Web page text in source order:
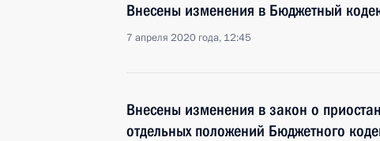
Внесены изменения в Бюджетный
7 апреля 2020 года, 12:45
Внесены изменения в закон о
отдельных положений Бюджетного